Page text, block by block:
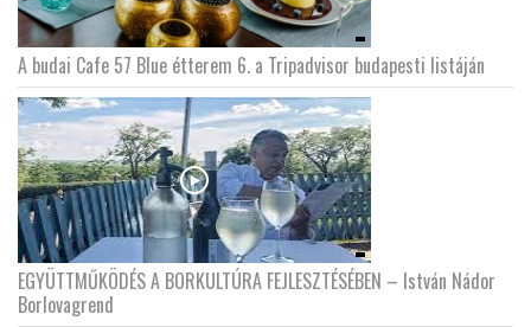
A budai Cafe 57 Blue étterem 6. a Tripadvisor budapesti listáján
EGYÜTTMŰKÖDÉS A BORKULTÚRA FEJLESZTÉSÉBEN – István Nádor
Borlovagrend